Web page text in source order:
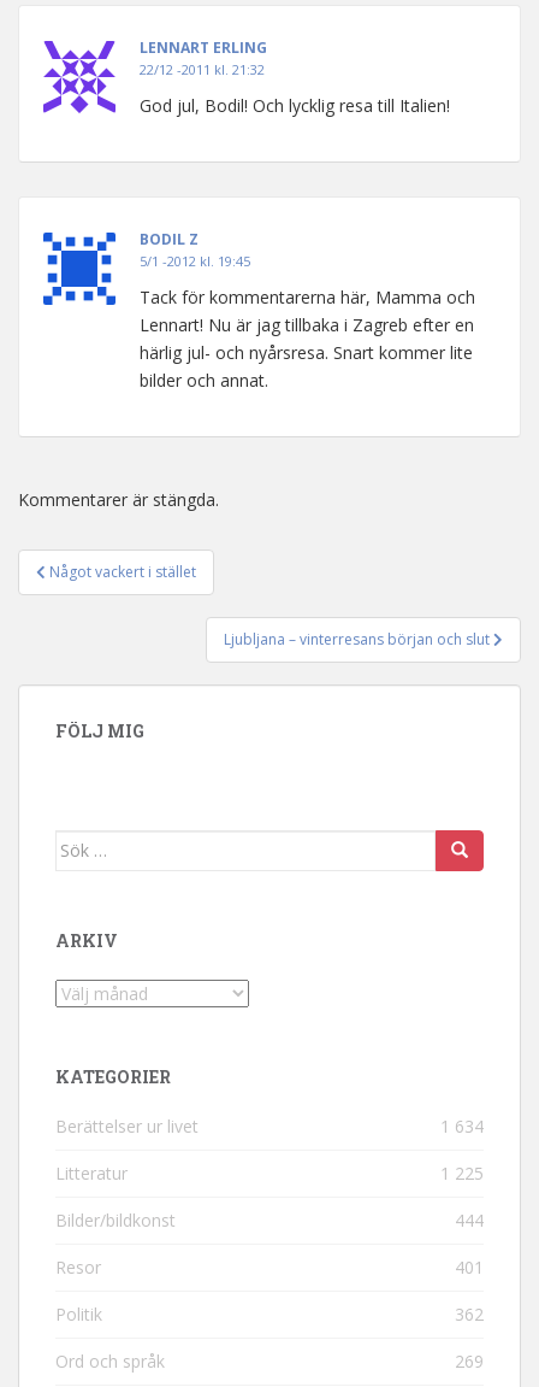
LENNART ERLING
22/12 -2011 kl. 21:32
God jul, Bodil! Och lycklig resa till Italien!
BODIL Z
5/1 -2012 kl. 19:45
Tack för kommentarerna här, Mamma och
Lennart! Nu är jag tillbaka i Zagreb efter en
härlig jul- och nyårsresa. Snart kommer lite
bilder och annat.
Kommentarer är stängda.
Inläggsnavigering
Något vackert i stället
Ljubljana – vinterresans början och slut
FÖLJ MIG
Sök efter:
ARKIV
Arkiv
KATEGORIER
Berättelser ur livet 1 634
Litteratur 1 225
Bilder/bildkonst 444
Resor 401
Politik 362
Ord och språk 269